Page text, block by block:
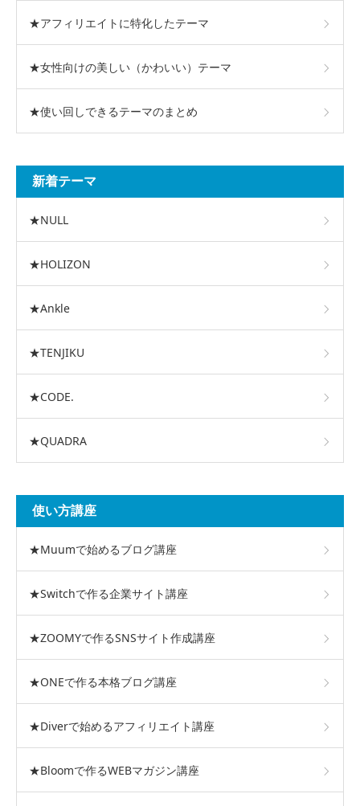
★アフィリエイトに特化したテーマ
★女性向けの美しい（かわいい）テーマ
★使い回しできるテーマのまとめ
新着テーマ
★NULL
★HOLIZON
★Ankle
★TENJIKU
★CODE.
★QUADRA
使い方講座
★Muumで始めるブログ講座
★Switchで作る企業サイト講座
★ZOOMYで作るSNSサイト作成講座
★ONEで作る本格ブログ講座
★Diverで始めるアフィリエイト講座
★Bloomで作るWEBマガジン講座